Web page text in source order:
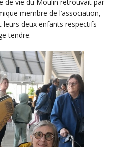
de vie du Moulin retrouvait par
membre de l’association,
deux enfants respectifs
tendre.